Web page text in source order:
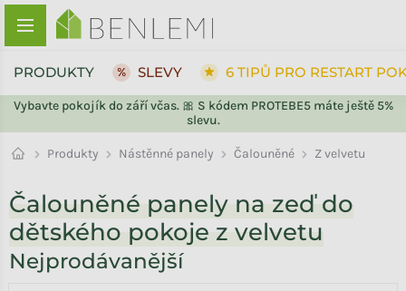
Přejít na obsah
Vybavte pokojík do září včas. 🎀 S kódem PROTEBE5 máte ještě 5%
slevu.
PRODUKTY SLEVY 6 TIPŮ PRO RESTART
Produkty Nástěnné panely Čalouněné Z velvetu
Čalouněné panely na zeď do
dětského pokoje z velvetu
Nejprodávanější